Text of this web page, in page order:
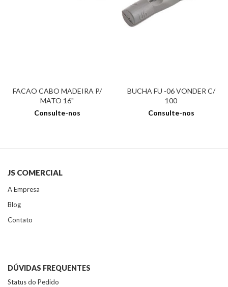
FACAO CABO MADEIRA P/
MATO 16"
Consulte-nos
BUCHA FU -06 VONDER C/
100
Consulte-nos
JS COMERCIAL
A Empresa
Blog
Contato
DÚVIDAS FREQUENTES
Status do Pedido